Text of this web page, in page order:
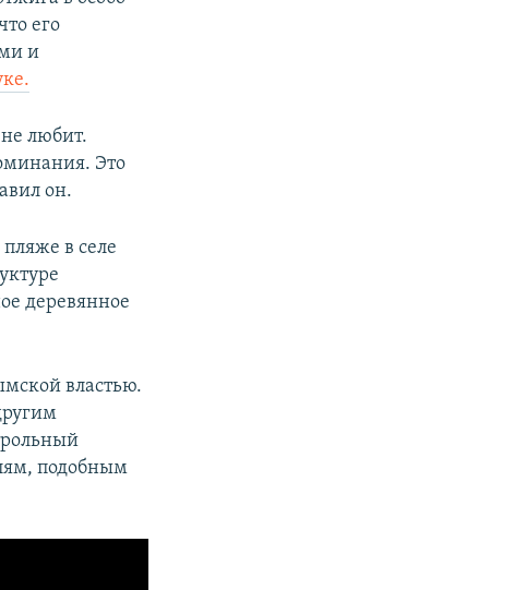
его
и
любит.
Это
он.
в селе
деревянное
властью.
подобным